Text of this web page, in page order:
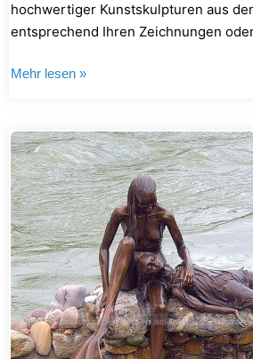
hochwertiger Kunstskulpturen aus
entsprechend Ihren Zeichnungen
Mehr lesen »